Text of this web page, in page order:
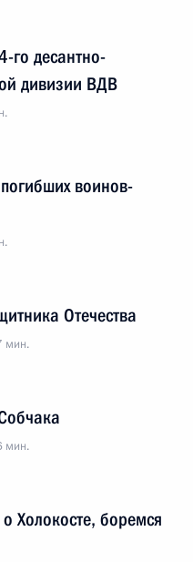
го десантно-
дивизии ВДВ
воинов-
Отечества
мин.
мин.
Холокосте, боремся